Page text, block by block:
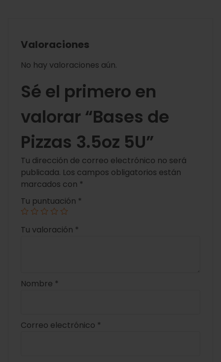
Valoraciones
No hay valoraciones aún.
Sé el primero en
valorar “Bases de
Pizzas 3.5oz 5U”
Tu dirección de correo electrónico no será
publicada. Los campos obligatorios están
marcados con *
Tu puntuación *
Tu valoración *
Nombre *
Correo electrónico *